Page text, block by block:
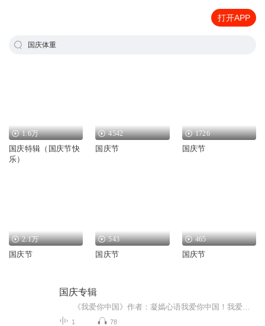
打开APP
国庆体重
1.6万
国庆特辑（国庆节快
乐）
4542
国庆节
1726
国庆节
2.1万
国庆节
543
国庆节
465
国庆节
国庆专辑
1 78